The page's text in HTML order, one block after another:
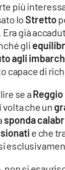
più
loStretto
Era già
gli
agli
capace di
se aReggio
volta che un
sponda
e che